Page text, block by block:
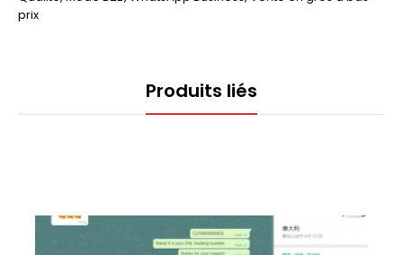
prix
Produits liés